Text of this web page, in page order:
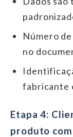
Número
no
fabricante
Etapa 4:
produto